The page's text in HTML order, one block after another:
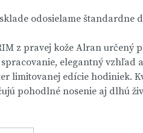
odosielame štandardne
z pravej kože Alran určený
elegantný vzhľad
limitovanej edície hodiniek.
pohodlné nosenie aj dlhú